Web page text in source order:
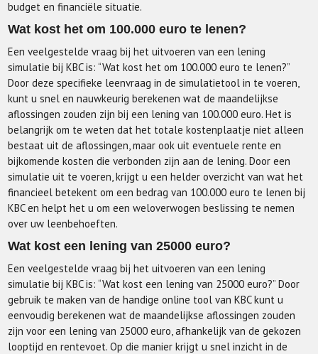
budget en financiële situatie.
Wat kost het om 100.000 euro te lenen?
Een veelgestelde vraag bij het uitvoeren van een lening
simulatie bij KBC is: “Wat kost het om 100.000 euro te lenen?”
Door deze specifieke leenvraag in de simulatietool in te voeren,
kunt u snel en nauwkeurig berekenen wat de maandelijkse
aflossingen zouden zijn bij een lening van 100.000 euro. Het is
belangrijk om te weten dat het totale kostenplaatje niet alleen
bestaat uit de aflossingen, maar ook uit eventuele rente en
bijkomende kosten die verbonden zijn aan de lening. Door een
simulatie uit te voeren, krijgt u een helder overzicht van wat het
financieel betekent om een bedrag van 100.000 euro te lenen bij
KBC en helpt het u om een weloverwogen beslissing te nemen
over uw leenbehoeften.
Wat kost een lening van 25000 euro?
Een veelgestelde vraag bij het uitvoeren van een lening
simulatie bij KBC is: “Wat kost een lening van 25000 euro?” Door
gebruik te maken van de handige online tool van KBC kunt u
eenvoudig berekenen wat de maandelijkse aflossingen zouden
zijn voor een lening van 25000 euro, afhankelijk van de gekozen
looptijd en rentevoet. Op die manier krijgt u snel inzicht in de